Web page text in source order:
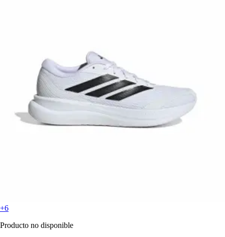
+6
Producto no disponible